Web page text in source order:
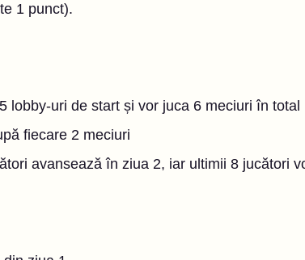
1 punct).
lobby-uri de start și vor juca 6 meciuri în total
fiecare 2 meciuri
avansează în ziua 2, iar ultimii 8 jucători